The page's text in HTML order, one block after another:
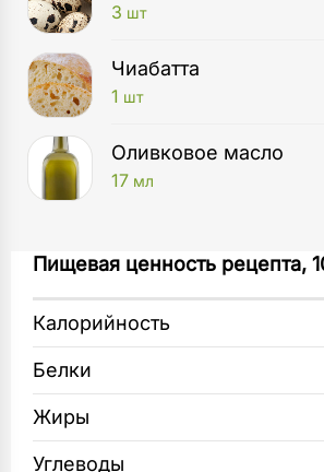
3 шт
Чиабатта
1 шт
Оливковое масло
17 мл
1 шт
Блендер
1 шт
1 шт
Смешайте с творожным
Яйца отварите до
на половинки.
Обжарьте ломтики чиабатты
Пищевая ценность рецепта,
Калорийность
Белки
Жиры
Углеводы